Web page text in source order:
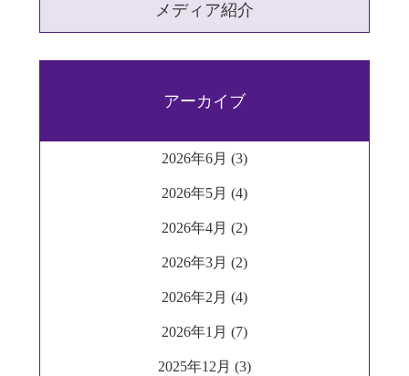
メディア紹介
アーカイブ
2026年6月 (3)
2026年5月 (4)
2026年4月 (2)
2026年3月 (2)
2026年2月 (4)
2026年1月 (7)
2025年12月 (3)